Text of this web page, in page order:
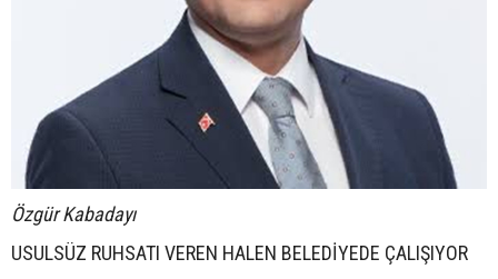
Özgür Kabadayı
USULSÜZ RUHSATI VEREN HALEN BELEDİYEDE ÇALIŞIYOR